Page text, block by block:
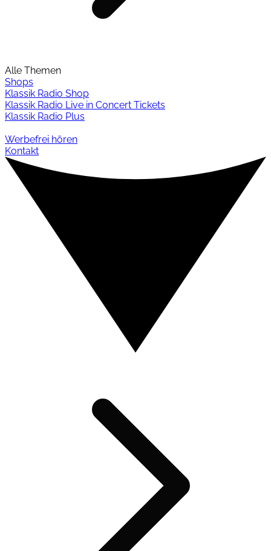
Alle Themen
Shops
Klassik Radio Shop
Klassik Radio Live in Concert Tickets
Klassik Radio Plus
Werbefrei hören
Kontakt